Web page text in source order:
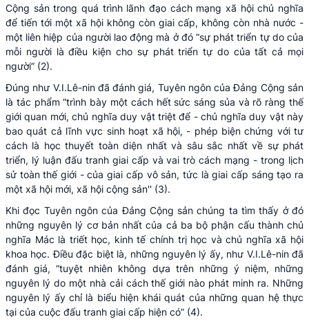
Cộng sản trong quá trình lãnh đạo cách mạng xã hội chủ nghĩa
để tiến tới một xã hội không còn giai cấp, không còn nhà nước -
một liên hiệp của người lao động mà ở đó “sự phát triển tự do của
mỗi người là điều kiện cho sự phát triển tự do của tất cả mọi
người” (2).
Đúng như V.I.Lê-nin đã đánh giá, Tuyên ngôn của Đảng Cộng sản
là tác phẩm “trình bày một cách hết sức sáng sủa và rõ ràng thế
giới quan mới, chủ nghĩa duy vật triệt để - chủ nghĩa duy vật này
bao quát cả lĩnh vực sinh hoạt xã hội, - phép biện chứng với tư
cách là học thuyết toàn diện nhất và sâu sắc nhất về sự phát
triển, lý luận đấu tranh giai cấp và vai trò cách mạng - trong lịch
sử toàn thế giới - của giai cấp vô sản, tức là giai cấp sáng tạo ra
một xã hội mới, xã hội cộng sản'' (3).
Khi đọc Tuyên ngôn của Đảng Cộng sản chúng ta tìm thấy ở đó
những nguyên lý cơ bản nhất của cả ba bộ phận cấu thành chủ
nghĩa Mác là triết học, kinh tế chính trị học và chủ nghĩa xã hội
khoa học. Điều đặc biệt là, những nguyên lý ấy, như V.I.Lê-nin đã
đánh giá, “tuyệt nhiên không dựa trên những ý niệm, những
nguyên lý do một nhà cải cách thế giới nào phát minh ra. Những
nguyên lý ấy chỉ là biểu hiện khái quát của những quan hệ thực
tại của cuộc đấu tranh giai cấp hiện có” (4).